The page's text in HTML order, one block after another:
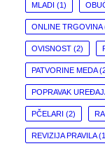
MLADI (1)
ONLINE TRGOVINA
OVISNOST (2)
PATVORINE MEDA
POPRAVAK
PČELARI (2)
REVIZIJA PRAVILA